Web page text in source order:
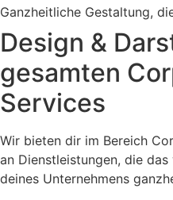
Ganzheitliche Gestaltung,
Design &
gesamten
Services
Wir bieten dir im Bereich
an Dienstleistungen, die
deines Unternehmens